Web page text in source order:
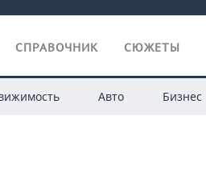
СПРАВОЧНИК СЮЖЕТЫ
Авто Бизнес